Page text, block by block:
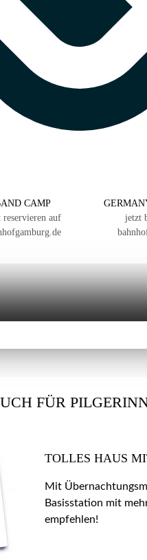
CAMP
reservieren auf
jetzt
FÜR
TOLLES HAUS
Mit
Basisstation mit
empfehlen!